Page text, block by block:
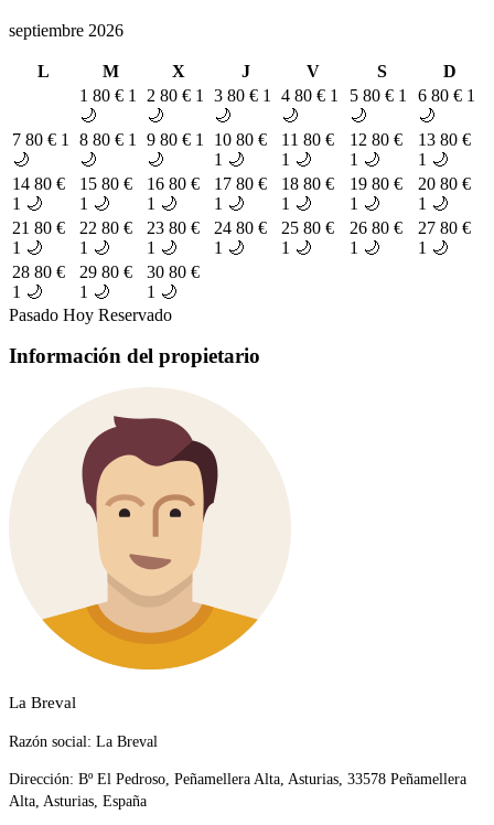
septiembre 2026
L M X J V S
D
1 80 € 1
🌙
2 80 € 1
🌙
3 80 € 1
🌙
4 80 € 1
🌙
5 80 € 1
🌙
6 80 € 1
🌙
7 80 € 1
🌙
8 80 € 1
🌙
9 80 € 1
🌙
10 80 €
1 🌙
11 80 €
1 🌙
12 80 €
1 🌙
13 80 €
1 🌙
14 80 €
1 🌙
15 80 €
1 🌙
16 80 €
1 🌙
17 80 €
1 🌙
18 80 €
1 🌙
19 80 €
1 🌙
20 80 €
1 🌙
21 80 €
1 🌙
22 80 €
1 🌙
23 80 €
1 🌙
24 80 €
1 🌙
25 80 €
1 🌙
26 80 €
1 🌙
27 80 €
1 🌙
28 80 €
1 🌙
29 80 €
1 🌙
30 80 €
1 🌙
Pasado Hoy Reservado
Información del propietario
La Breval
Razón social: La Breval
Dirección: Bº El Pedroso, Peñamellera Alta, Asturias, 33578 Peñamellera
Alta, Asturias, España